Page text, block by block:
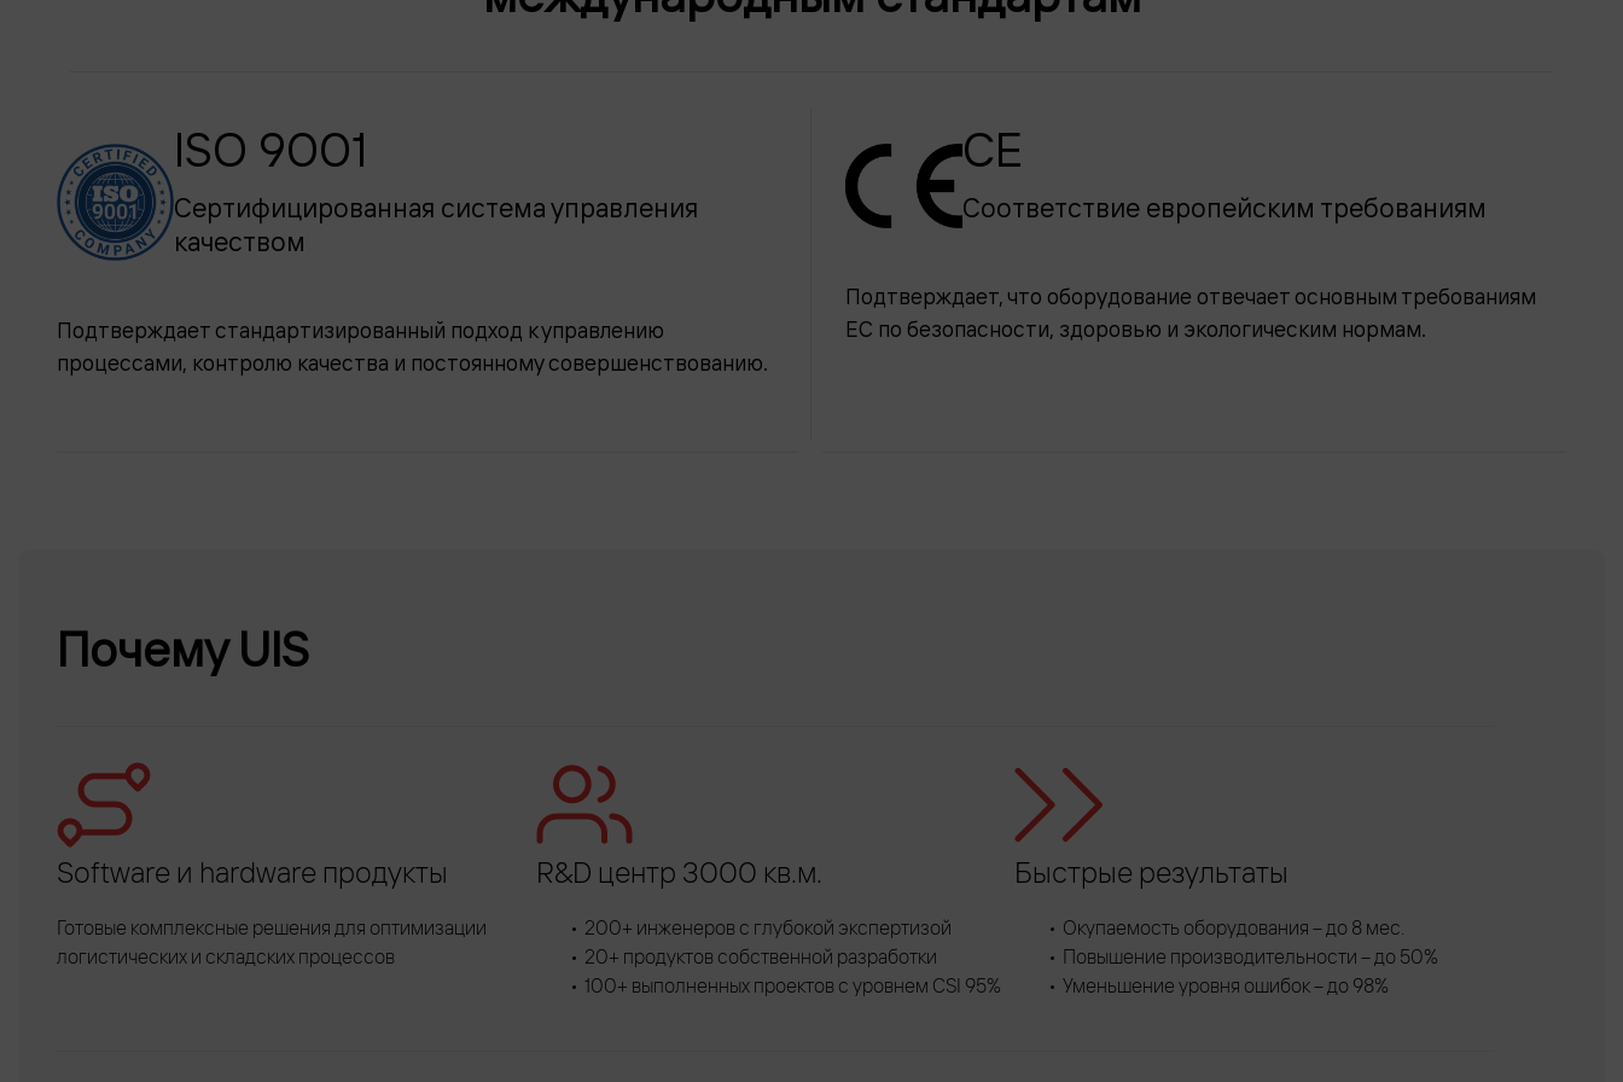
ISO 9001
Сертифицированная система управления
качеством
Подтверждает стандартизированный подход к управлению
процессами, контролю качества и постоянному совершенствованию.
CE
Соответствие европейским требованиям
Подтверждает, что оборудование отвечает основным требованиям
ЕС по безопасности, здоровью и экологическим нормам.
Почему UIS
Software и hardware продукты
Готовые комплексные решения для оптимизации
логистических и складских процессов
R&D центр 3000 кв.м.
200+ инженеров с глубокой экспертизой
20+ продуктов собственной разработки
100+ выполненных проектов с уровнем CSI 95%
Быстрые результаты
Окупаемость оборудования – до 8 мес.
Повышение производительности – до 50%
Уменьшение уровня ошибок – до 98%